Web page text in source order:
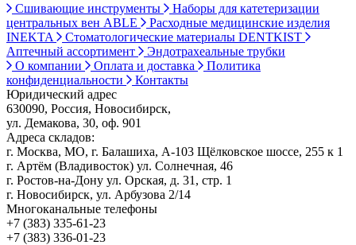
Сшивающие инструменты
Наборы для катетеризации
центральных вен ABLE
Расходные медицинские изделия
INEKTA
Стоматологические материалы DENTKIST
Аптечный ассортимент
Эндотрахеальные трубки
О компании
Оплата и доставка
Политика
конфиденциальности
Контакты
Юридический адрес
630090, Россия, Новосибирск,
ул. Демакова, 30, оф. 901
Адреса складов:
г. Москва, МО, г. Балашиха, А-103 Щёлковское шоссе, 255 к 1
г. Артём (Владивосток) ул. Солнечная, 46
г. Ростов-на-Дону ул. Орская, д. 31, стр. 1
г. Новосибирск, ул. Арбузова 2/14
Многоканальные телефоны
+7 (383) 335-61-23
+7 (383) 336-01-23